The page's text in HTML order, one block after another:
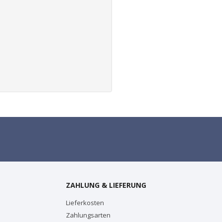
ZAHLUNG & LIEFERUNG
Lieferkosten
Zahlungsarten